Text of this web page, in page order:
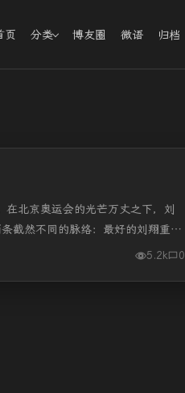
页 分类 博友圈 微语 归档
北京奥运会的光芒万丈之下，刘
截然不同的脉络：最好的刘翔重回
5.2k 0